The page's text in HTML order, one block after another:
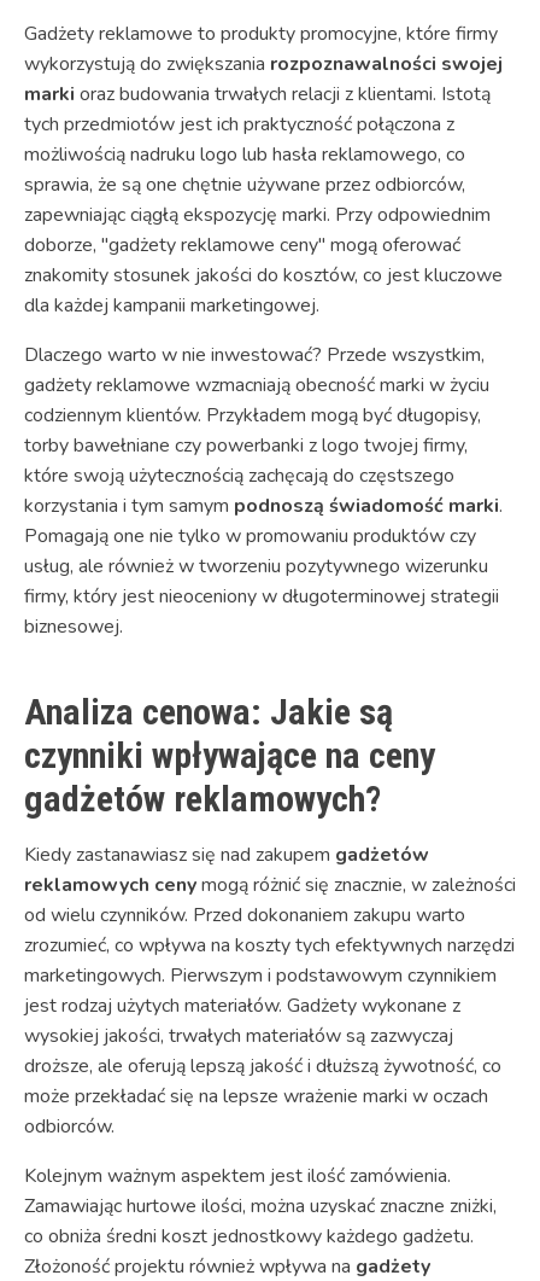
Gadżety reklamowe to produkty promocyjne, które firmy
wykorzystują do zwiększania rozpoznawalności swojej
marki oraz budowania trwałych relacji z klientami. Istotą
tych przedmiotów jest ich praktyczność połączona z
możliwością nadruku logo lub hasła reklamowego, co
sprawia, że są one chętnie używane przez odbiorców,
zapewniając ciągłą ekspozycję marki. Przy odpowiednim
doborze, "gadżety reklamowe ceny" mogą oferować
znakomity stosunek jakości do kosztów, co jest kluczowe
dla każdej kampanii marketingowej.
Dlaczego warto w nie inwestować? Przede wszystkim,
gadżety reklamowe wzmacniają obecność marki w życiu
codziennym klientów. Przykładem mogą być długopisy,
torby bawełniane czy powerbanki z logo twojej firmy,
które swoją użytecznością zachęcają do częstszego
korzystania i tym samym podnoszą świadomość marki.
Pomagają one nie tylko w promowaniu produktów czy
usług, ale również w tworzeniu pozytywnego wizerunku
firmy, który jest nieoceniony w długoterminowej strategii
biznesowej.
Analiza cenowa: Jakie są
czynniki wpływające na ceny
gadżetów reklamowych?
Kiedy zastanawiasz się nad zakupem gadżetów
reklamowych cenymogą różnić się znacznie, w zależności
od wielu czynników. Przed dokonaniem zakupu warto
zrozumieć, co wpływa na koszty tych efektywnych narzędzi
marketingowych. Pierwszym i podstawowym czynnikiem
jest rodzaj użytych materiałów. Gadżety wykonane z
wysokiej jakości, trwałych materiałów są zazwyczaj
droższe, ale oferują lepszą jakość i dłuższą żywotność, co
może przekładać się na lepsze wrażenie marki w oczach
odbiorców.
Kolejnym ważnym aspektem jest ilość zamówienia.
Zamawiając hurtowe ilości, można uzyskać znaczne zniżki,
co obniża średni koszt jednostkowy każdego gadżetu.
Złożoność projektu również wpływa na gadżety